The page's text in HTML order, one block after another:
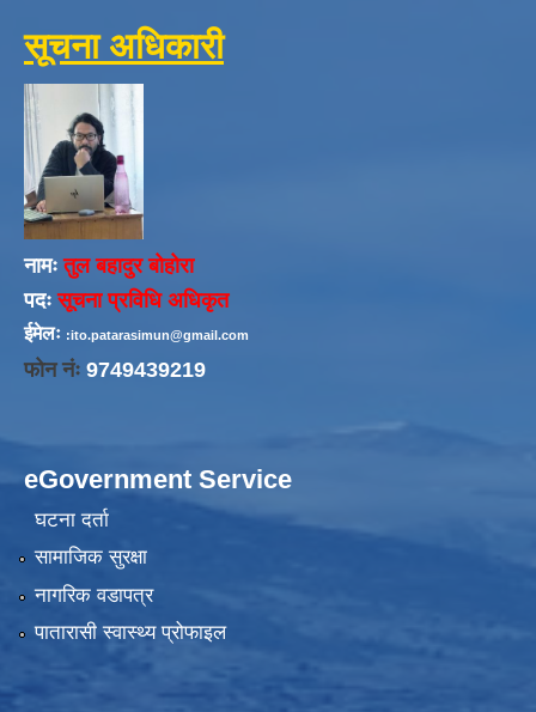
सूचना अधिकारी
नामःतुल बहादुर बोहोरा
पदःसूचना प्रविधि अधिकृत
ईमेलः :ito.patarasimun@gmail.com
फोन नंः 9749439219
eGovernment Service
घटना दर्ता
सामाजिक सुरक्षा
नागरिक वडापत्र
पातारासी स्वास्थ्य प्रोफाइल